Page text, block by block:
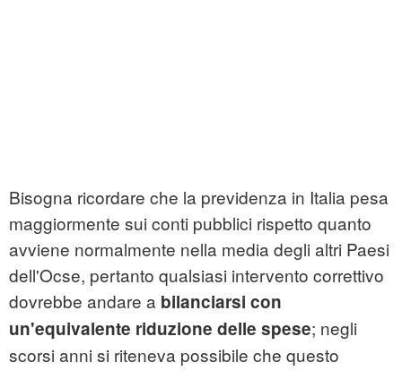
Bisogna ricordare che la previdenza in Italia pesa
maggiormente sui conti pubblici rispetto quanto
avviene normalmente nella media degli altri Paesi
dell'Ocse, pertanto qualsiasi intervento correttivo
dovrebbe andare a bilanciarsi con
un'equivalente riduzione delle spese; negli
scorsi anni si riteneva possibile che questo